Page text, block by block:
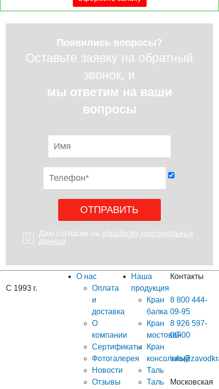
Появились вопросы?
Оставьте заявку на обратный
звонок, и
мы ответим на ваши
вопросы
Даю согласие на обработку персональных
данных
С 1993 г.
О нас
Оплата
и
доставка
О
компании
Сертификаты
Фотогалерея
Новости
Отзывы
Наша
продукция
Кран
балка
Кран
мостовой
Кран
консольный
Таль
Таль
Контакты
8 800 444-
09-95
8 926 597-
00-00
Московская